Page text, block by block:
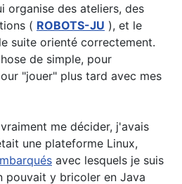
organise des ateliers, des
( ROBOTS-JU ), et le
suite orienté correctement.
de simple, pour
"jouer" plus tard avec mes
me décider, j'avais
une plateforme Linux,
avec lesquels je suis
pouvait y bricoler en Java